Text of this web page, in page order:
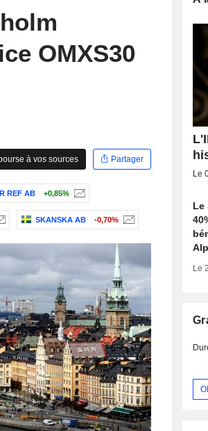
OMXS30
à vos sources
Partager
REF AB +0,85%
SKANSKA AB -0,70%
Le
Le
Le